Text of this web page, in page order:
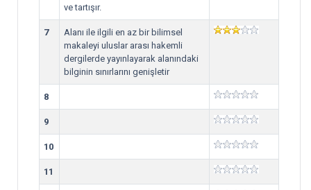
ve tartışır.
7
Alanı ile ilgili en az bir bilimsel
makaleyi uluslar arası hakemli
dergilerde yayınlayarak alanındaki
bilginin sınırlarını genişletir
8
9
10
11